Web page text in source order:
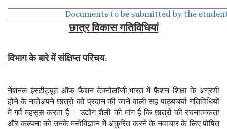
Documents to be submitted by the
छात्र विकास गतिविधियां
विभाग के बारे में संक्षिप्त परिचय:
नेशनल इंस्टीट्यूट ऑफ फैशन टेक्नोलॉजी,भारत में फैशन शिक्षा के अग्रणी
होने के नातेअपने छात्रों को प्रदान की जाने वाली सह-पाठ्यचर्या गतिविधियों
में गर्व महसूस करता है । उद्योग शैली की मांग है कि छात्रों की रचनात्मकता
और कल्पना को उनके मनोविज्ञान में अंकुरित करने के नवाचार के लिए पोषित